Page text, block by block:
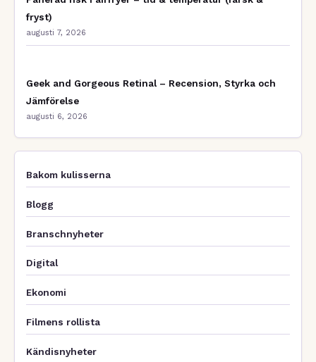
fryst)
augusti 7, 2026
Geek and Gorgeous Retinal – Recension, Styrka och
Jämförelse
augusti 6, 2026
Bakom kulisserna
Blogg
Branschnyheter
Digital
Ekonomi
Filmens rollista
Kändisnyheter